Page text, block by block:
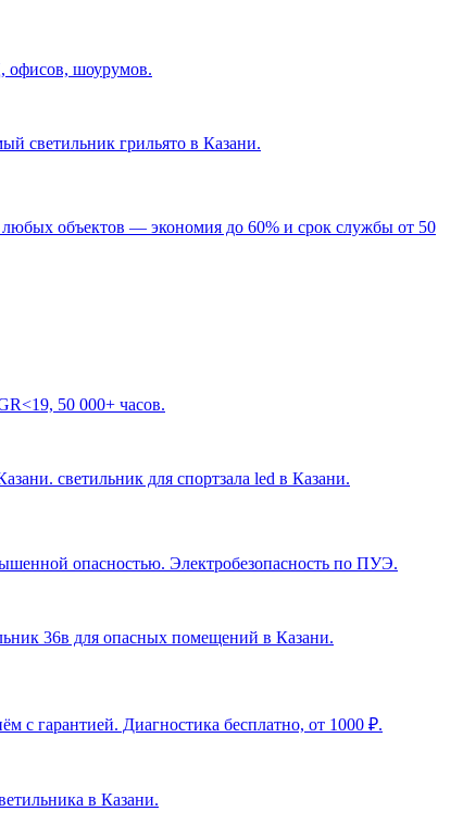
офисов, шоурумов.
светильник грильято в Казани.
объектов — экономия до 60% и срок службы от 50
50 000+ часов.
светильник для спортзала led в Казани.
опасностью. Электробезопасность по ПУЭ.
36в для опасных помещений в Казани.
с гарантией. Диагностика бесплатно, от 1000 ₽.
в Казани.